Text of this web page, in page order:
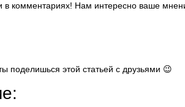
в комментариях! Нам интересно ваше
поделишься этой статьей с друзьями 😉